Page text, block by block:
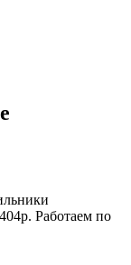
Работаем по